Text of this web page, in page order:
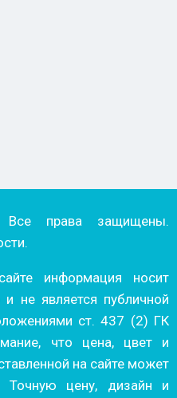
права защищены.
информация носит
не является публичной
ст. 437 (2) ГК
что цена, цвет и
на сайте может
Точную цену, дизайн и